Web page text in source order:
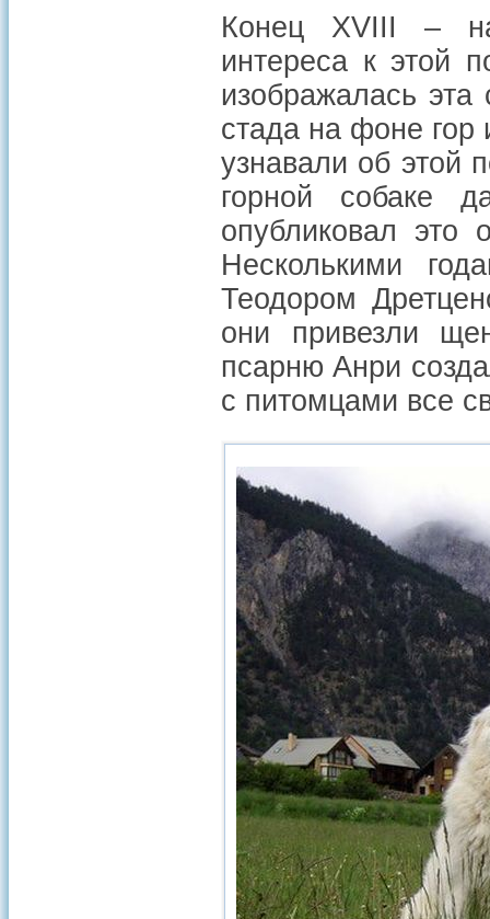
Конец XVIII –
интереса к этой
изображалась
стада на фоне гор
узнавали об этой
горной собаке
опубликовал это
Несколькими
Теодором
они привезли
псарню Анри
с питомцами все